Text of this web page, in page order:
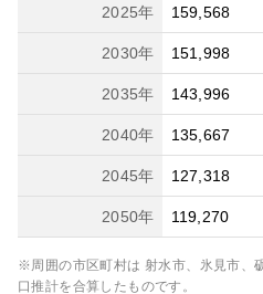
2025年 159,568
2030年 151,998
2035年 143,996
2040年 135,667
2045年 127,318
2050年 119,270
※周囲の市区町村は 射水市、氷見市、
口推計を合算したものです。